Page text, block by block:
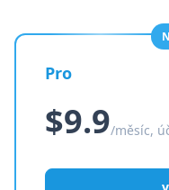
Pro
$9.9/měsíc,